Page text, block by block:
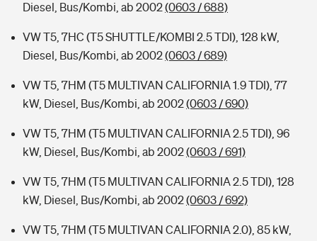
Sie haben Fragen?
Diesel, Bus/Kombi, ab 2002(0603 / 688)
VW T5, 7HC (T5 SHUTTLE/KOMBI 2.5 TDI), 128 kW,
Diesel, Bus/Kombi, ab 2002(0603 / 689)
VW T5, 7HM (T5 MULTIVAN CALIFORNIA 1.9 TDI), 77
kW, Diesel, Bus/Kombi, ab 2002(0603 / 690)
VW T5, 7HM (T5 MULTIVAN CALIFORNIA 2.5 TDI), 96
kW, Diesel, Bus/Kombi, ab 2002(0603 / 691)
VW T5, 7HM (T5 MULTIVAN CALIFORNIA 2.5 TDI), 128
kW, Diesel, Bus/Kombi, ab 2002(0603 / 692)
VW T5, 7HM (T5 MULTIVAN CALIFORNIA 2.0), 85 kW,